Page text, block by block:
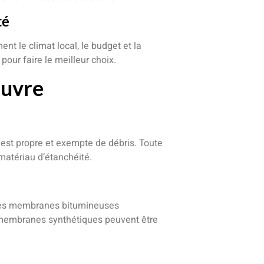
le climat local, le budget et la
faire le meilleur choix.
propre et exempte de débris. Toute
d’étanchéité.
membranes bitumineuses
synthétiques peuvent être